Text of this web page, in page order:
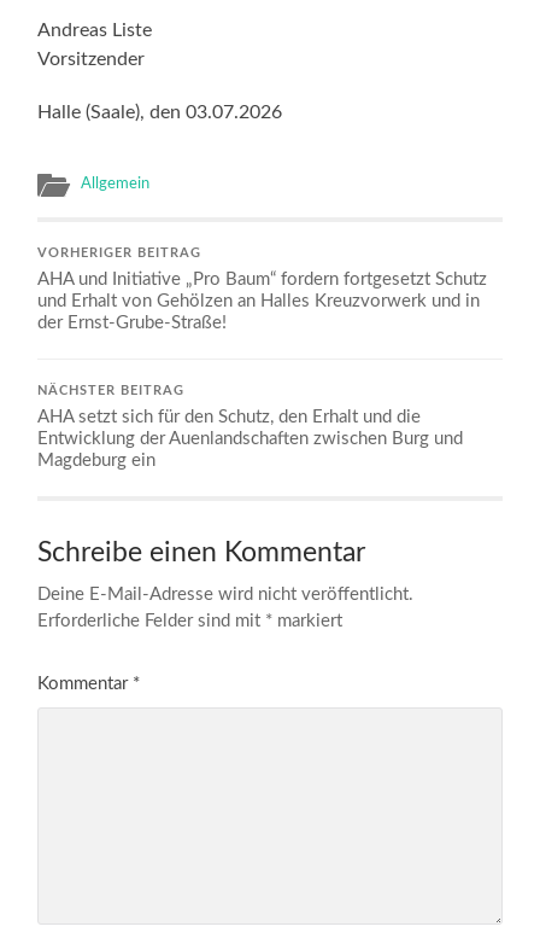
Andreas Liste
Vorsitzender
Halle (Saale), den 03.07.2026
Allgemein
VORHERIGER BEITRAG
AHA und Initiative „Pro Baum“ fordern fortgesetzt Schutz
und Erhalt von Gehölzen an Halles Kreuzvorwerk und in
der Ernst-Grube-Straße!
NÄCHSTER BEITRAG
AHA setzt sich für den Schutz, den Erhalt und die
Entwicklung der Auenlandschaften zwischen Burg und
Magdeburg ein
Schreibe einen Kommentar
Deine E-Mail-Adresse wird nicht veröffentlicht.
Erforderliche Felder sind mit * markiert
Kommentar *